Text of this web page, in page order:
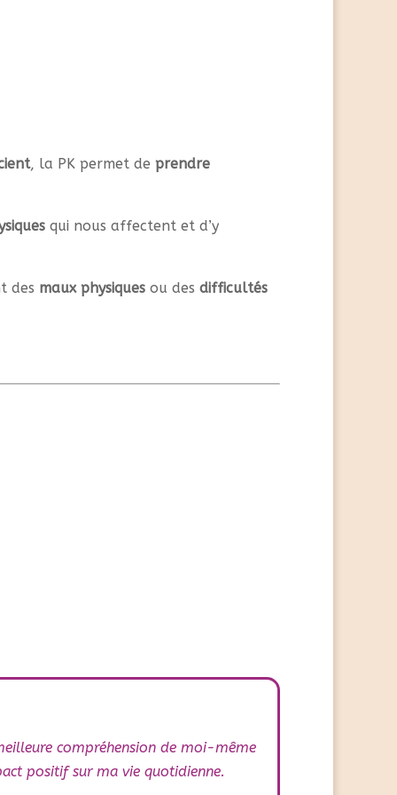
, la PK permet de prendre
qui nous affectent et d’y
des maux physiques ou des difficultés
compréhension de moi-même
positif sur ma vie quotidienne.